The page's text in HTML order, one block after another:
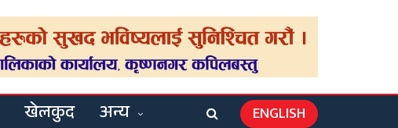
खेलकुद अन्य ENGLISH